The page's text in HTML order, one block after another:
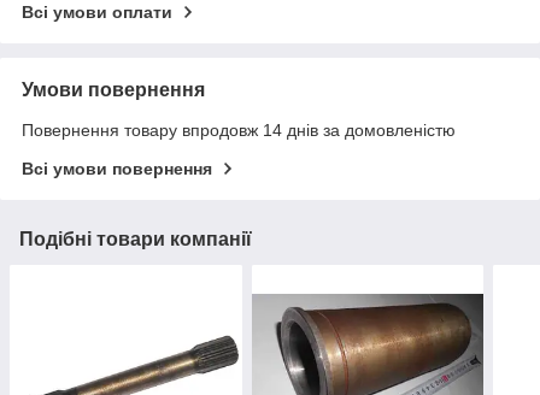
Всі умови оплати
Умови повернення
Повернення товару впродовж 14 днів за домовленістю
Всі умови повернення
Подібні товари компанії